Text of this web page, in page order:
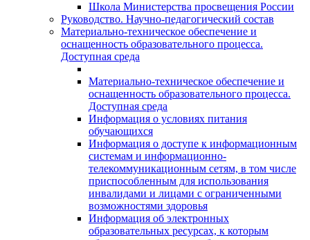
Школа Министерства просвещения России
Руководство. Научно-педагогический состав
Материально-техническое обеспечение и
оснащенность образовательного процесса.
Доступная среда
Материально-техническое обеспечение и
оснащенность образовательного процесса.
Доступная среда
Информация о условиях питания
обучающихся
Информация о доступе к информационным
системам и информационно-
телекоммуникационным сетям, в том числе
приспособленным для использования
инвалидами и лицами с ограниченными
возможностями здоровья
Информация об электронных
образовательных ресурсах, к которым